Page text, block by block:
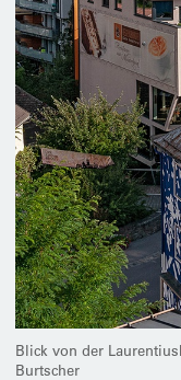
Blick von der
Burtscher